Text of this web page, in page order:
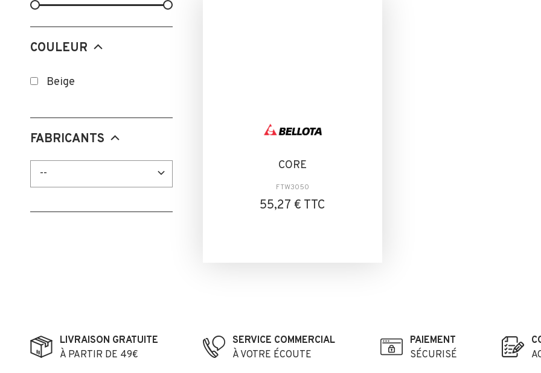
COULEUR
Beige
FABRICANTS
--
CORE
FTW3050
55,27 € TTC
LIVRAISON GRATUITE
À PARTIR DE 49€
SERVICE COMMERCIAL
À VOTRE ÉCOUTE
PAIEMENT
SÉCURISÉ